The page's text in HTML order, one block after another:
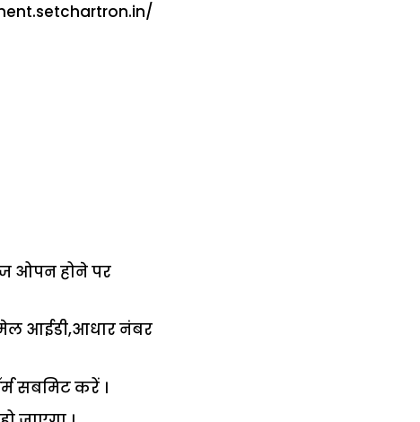
ओपन होने पर
आईडी,आधार नंबर
सबमिट करें ।